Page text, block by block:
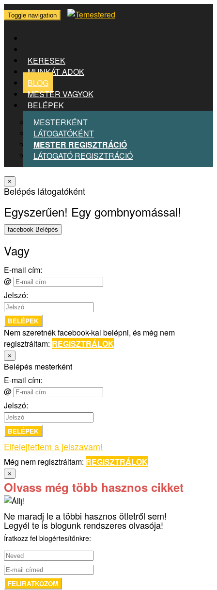
Toggle navigation
KERESEK
MUNKÁT ADOK
BLOG
MESTER VAGYOK
BELÉPEK
MESTERKÉNT
LÁTOGATÓKÉNT
MESTER REGISZTRÁCIÓ
LÁTOGATÓ REGISZTRÁCIÓ
×
Belépés látogatóként
Egyszerűen! Egy gombnyomással!
facebook Belépés
Vagy
E-mail cím:
@
Jelszó:
BELÉPEK
Nem szeretnék facebook-kal belépni, és még nem
regisztráltam: REGISZTRÁLOK
×
Belépés mesterként
E-mail cím:
@
Jelszó:
BELÉPEK
Elfelejtettem a jelszavam!
Még nem regisztráltam: REGISZTRÁLOK
×
Olvass még több hasznos cikket
Ne maradj le a többi hasznos ötletről sem!
Legyél te is blogunk rendszeres olvasója!
Íratkozz fel blogértesítőnkre: